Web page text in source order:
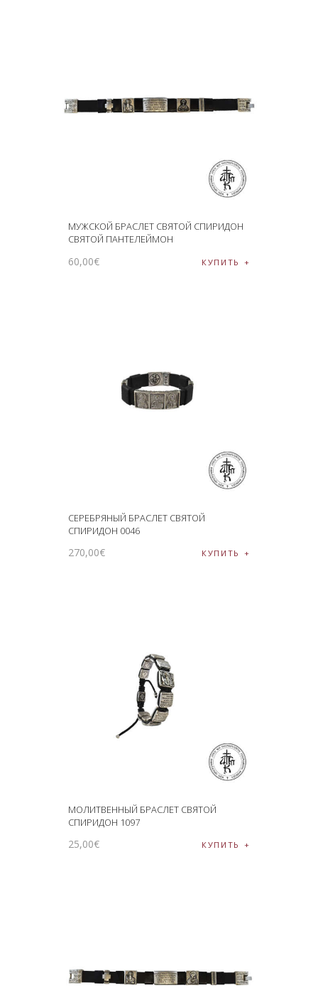
МУЖСКОЙ БРАСЛЕТ СВЯТОЙ СПИРИДОН
СВЯТОЙ ПАНТЕЛЕЙМОН
60,00€ КУПИТЬ
СЕРЕБРЯНЫЙ БРАСЛЕТ СВЯТОЙ
СПИРИДОН 0046
270,00€ КУПИТЬ
МОЛИТВЕННЫЙ БРАСЛЕТ СВЯТОЙ
СПИРИДОН 1097
25,00€ КУПИТЬ